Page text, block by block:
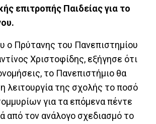
επιτροπής Παιδείας για το
ο Πρύτανης του Πανεπιστημίου
Χριστοφίδης, εξήγησε ότι
το Πανεπιστήμιο θα
λειτουργία της σχολής το ποσό
για τα επόμενα πέντε
από τον ανάλογο σχεδιασμό το